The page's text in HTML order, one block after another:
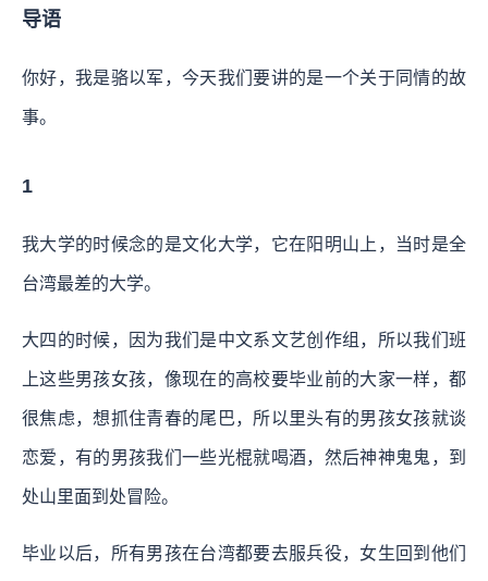
导语
你好，我是骆以军，今天我们要讲的是一个关于同情的故
事。
1
我大学的时候念的是文化大学，它在阳明山上，当时是全
台湾最差的大学。
大四的时候，因为我们是中文系文艺创作组，所以我们班
上这些男孩女孩，像现在的高校要毕业前的大家一样，都
很焦虑，想抓住青春的尾巴，所以里头有的男孩女孩就谈
恋爱，有的男孩我们一些光棍就喝酒，然后神神鬼鬼，到
处山里面到处冒险。
毕业以后，所有男孩在台湾都要去服兵役，女生回到他们